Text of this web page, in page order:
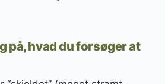
på, hvad du forsøger at